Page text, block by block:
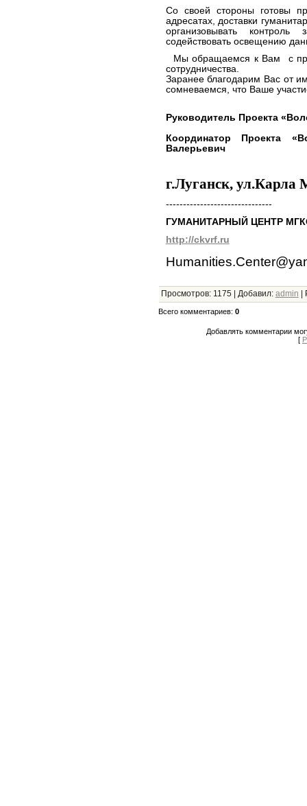
Со своей стороны готовы
адресатах, доставки
организовывать
содействовать освещению
Мы обращаемся к Вам с
сотрудничества.
Заранее благодарим Вас от
сомневаемся, что Ваше
Руководитель Проекта
Координатор
г.Луганск, ул.Карла
-------------------------------
ГУМАНИТАРНЫЙ ЦЕНТР
http://ckvrf.ru
Просмотров: 1175| Добавил: admin |
Всего комментариев: 0
Добавлять комментарии
[